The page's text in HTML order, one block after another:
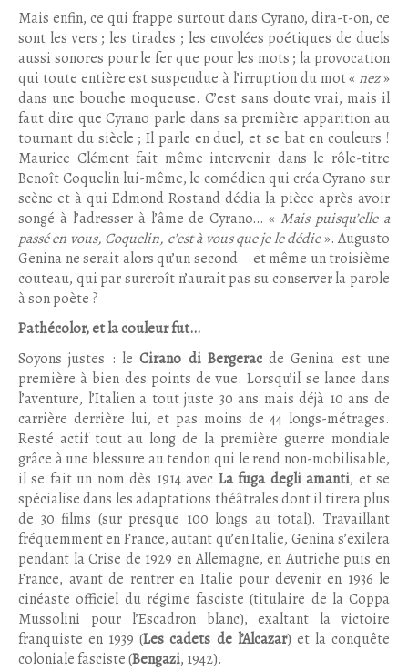
Mais enfin, ce qui frappe surtout dans Cyrano, dira-t-on, ce
sont les vers ; les tirades ; les envolées poétiques de duels
aussi sonores pour le fer que pour les mots ; la provocation
qui toute entière est suspendue à l’irruption du mot « nez»
dans une bouche moqueuse. C’est sans doute vrai, mais il
faut dire que Cyrano parle dans sa première apparition au
tournant du siècle ; Il parle en duel, et se bat en couleurs !
Maurice Clément fait même intervenir dans le rôle-titre
Benoît Coquelin lui-même, le comédien qui créa Cyrano sur
scène et à qui Edmond Rostand dédia la pièce après avoir
songé à l’adresser à l’âme de Cyrano… « Mais puisqu’elle a
passé en vous, Coquelin, c’est à vous que je le dédie». Augusto
Genina ne serait alors qu’un second – et même un troisième
couteau, qui par surcroît n’aurait pas su conserver la parole
à son poète ?
Pathécolor, et la couleur fut…
Soyons justes : leCirano di Bergeracde Genina est une
première à bien des points de vue. Lorsqu’il se lance dans
l’aventure, l’Italien a tout juste 30 ans mais déjà 10 ans de
carrière derrière lui, et pas moins de 44 longs-métrages.
Resté actif tout au long de la première guerre mondiale
grâce à une blessure au tendon qui le rend non-mobilisable,
il se fait un nom dès 1914 avec La fuga degli amanti, et se
spécialise dans les adaptations théâtrales dont il tirera plus
de 30 films (sur presque 100 longs au total). Travaillant
fréquemment en France, autant qu’en Italie, Genina s’exilera
pendant la Crise de 1929 en Allemagne, en Autriche puis en
France, avant de rentrer en Italie pour devenir en 1936 le
cinéaste officiel du régime fasciste (titulaire de la Coppa
Mussolini pour l’Escadron blanc), exaltant la victoire
franquiste en 1939 (Les cadets de l’Alcazar) et la conquête
coloniale fasciste (Bengazi, 1942).